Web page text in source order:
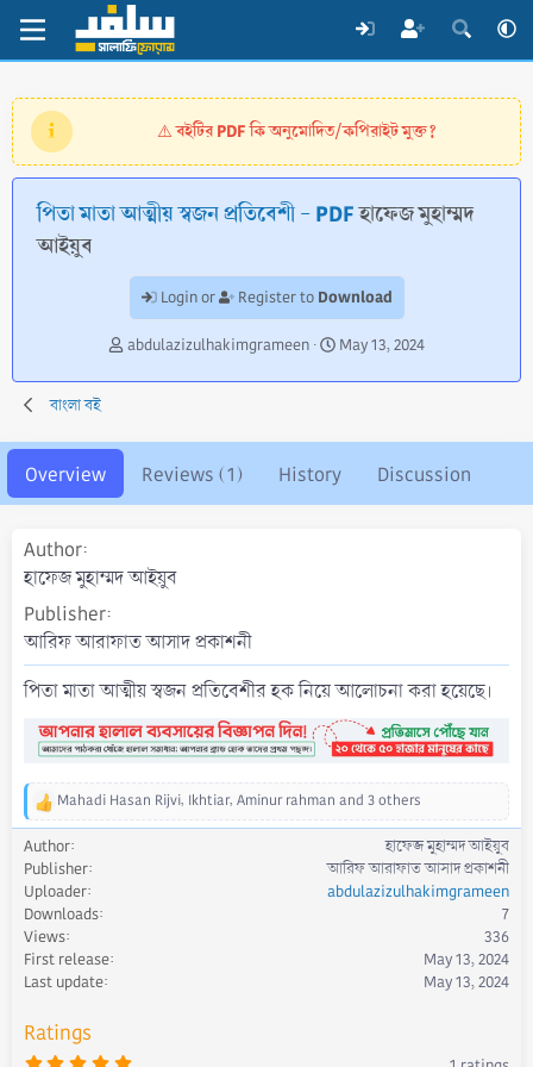
⚠️বইটির PDF কি অনুমোদিত/কপিরাইট মুক্ত?
পিতা মাতা আত্মীয় স্বজন প্রতিবেশী - PDFহাফেজ মুহাম্মদ
আইয়ুব
Login or Register to Download
A
t
abdulazizulhakimgrameen
C
e
o
n
May 13, 2024
বাংলা বই
Overview Reviews (1) History Discussion
Author
হাফেজ মুহাম্মদ আইয়ুব
Publisher
আরিফ আরাফাত আসাদ প্রকাশনী
পিতা মাতা আত্মীয় স্বজন প্রতিবেশীর হক নিয়ে আলোচনা করা হয়েছে।
R
e
a
c
t
i
o
n
s
Mahadi Hasan Rijvi, Ikhtiar, Aminur rahman and 3 others
Author
হাফেজ মুহাম্মদ আইয়ুব
Publisher
আরিফ আরাফাত আসাদ প্রকাশনী
Uploader
abdulazizulhakimgrameen
Downloads
7
Views
336
First release
May 13, 2024
Last update
May 13, 2024
Ratings
5